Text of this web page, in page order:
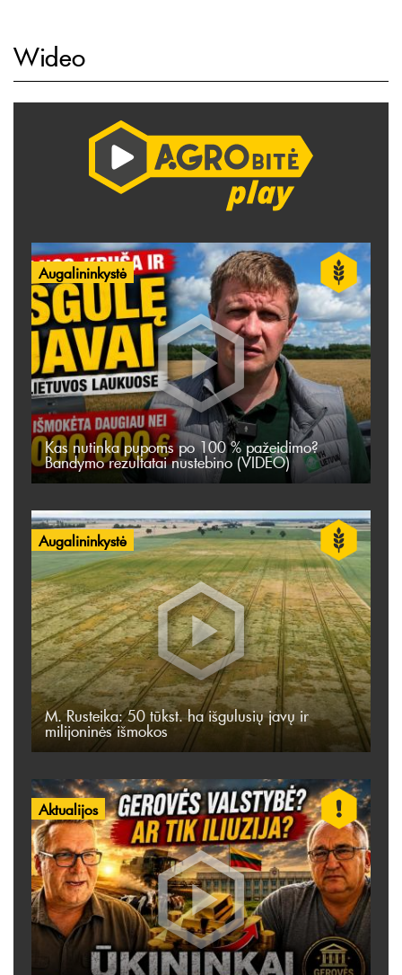
Wideo
Augalininkystė
Kas nutinka pupoms po 100 % pažeidimo?
Bandymo rezultatai nustebino (VIDEO)
Augalininkystė
M. Rusteika: 50 tūkst. ha išgulusių javų ir
milijoninės išmokos
Aktualijos